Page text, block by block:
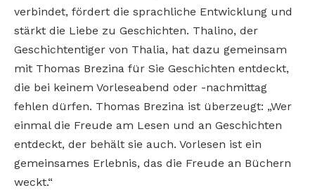
verbindet, fördert die sprachliche Entwicklung und
stärkt die Liebe zu Geschichten. Thalino, der
Geschichtentiger von Thalia, hat dazu gemeinsam
mit Thomas Brezina für Sie Geschichten entdeckt,
die bei keinem Vorleseabend oder -nachmittag
fehlen dürfen. Thomas Brezina ist überzeugt: „Wer
einmal die Freude am Lesen und an Geschichten
entdeckt, der behält sie auch. Vorlesen ist ein
gemeinsames Erlebnis, das die Freude an Büchern
weckt.“